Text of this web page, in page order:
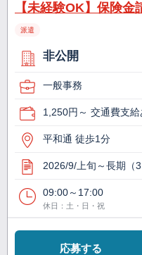
【未経験OK】保険
派遣
非公開
一般事務
1,250円～ 交通費支給
平和通 徒歩1分
2026/9/上旬～長期（3
09:00～17:00
休日：土・日・祝
応募する